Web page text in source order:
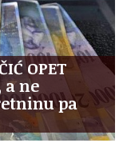
OPET
a ne
pa